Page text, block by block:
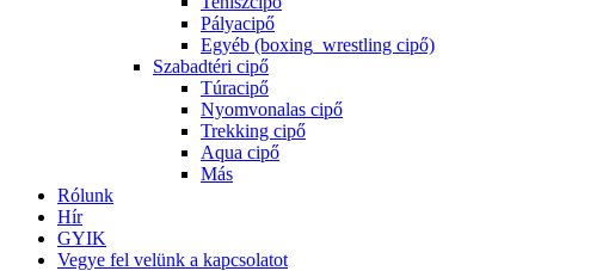
Pályacipő
Egyéb (boxing_wrestling cipő)
Szabadtéri cipő
Túracipő
Nyomvonalas cipő
Trekking cipő
Aqua cipő
Más
Rólunk
Hír
GYIK
Vegye fel velünk a kapcsolatot